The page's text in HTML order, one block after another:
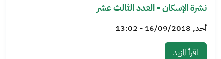
نشرة الإسكان - العدد الثالث عشر
أحد, 16/09/2018 - 13:02
اقرأ المزيد: نشرة الإسكان - العدد الثالث عشر